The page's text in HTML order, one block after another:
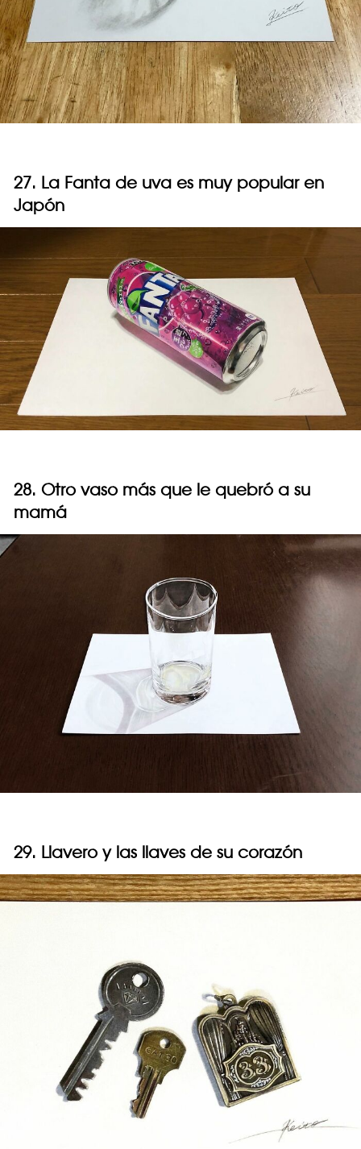
27. La Fanta de uva es muy popular en
Japón
28. Otro vaso más que le quebró a su
mamá
29. Llavero y las llaves de su corazón